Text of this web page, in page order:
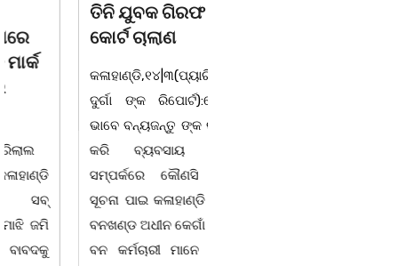
ତିନି ଯୁବକ ଗିରଫ ଓ
କୋର୍ଟ ଚାଲାଣ
କଳାହାଣ୍ଡି,୧୪|୩(ପ୍ୟାରିଲାଲ
ଦୁର୍ଗା ଙ୍କ ରିପୋର୍ଟ):ବେଆଇନ
ଭାବେ ବନ୍ୟଜନ୍ତୁ ଙ୍କ ର ଶିକାର
କରି ବ୍ୟବସାୟ ଚାଲୁଥିବା
ସମ୍ପର୍କରେ କୌଣସି ସୂତ୍ରରୁ
ସୂଚନା ପାଇ କଳାହାଣ୍ଡି ଉତ୍ତର
ବନଖଣ୍ଡ ଅଧୀନ କେଗାଁ ରେଞ୍ଜର
ବନ କର୍ମଚାରୀ ମାନେ ଗରଗାବ